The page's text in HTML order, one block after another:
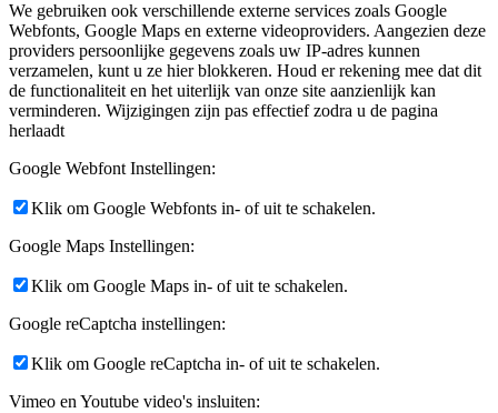
We gebruiken ook verschillende externe services zoals Google
Webfonts, Google Maps en externe videoproviders. Aangezien deze
providers persoonlijke gegevens zoals uw IP-adres kunnen
verzamelen, kunt u ze hier blokkeren. Houd er rekening mee dat dit
de functionaliteit en het uiterlijk van onze site aanzienlijk kan
verminderen. Wijzigingen zijn pas effectief zodra u de pagina
herlaadt
Google Webfont Instellingen:
Klik om Google Webfonts in- of uit te schakelen.
Google Maps Instellingen:
Klik om Google Maps in- of uit te schakelen.
Google reCaptcha instellingen:
Klik om Google reCaptcha in- of uit te schakelen.
Vimeo en Youtube video's insluiten: